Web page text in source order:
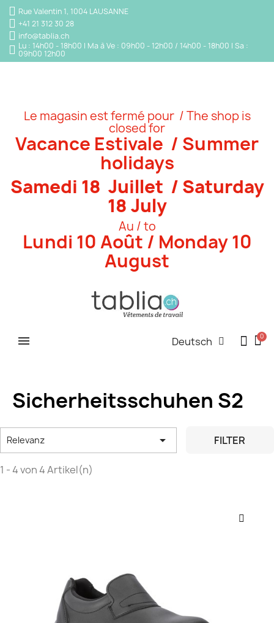
Rue Valentin 1, 1004 LAUSANNE
+41 21 312 30 28
info@tablia.ch
Lu : 14h00 - 18h00 | Ma à Ve : 09h00 - 12h00 / 14h00 - 18h00 | Sa :
09h00 12h00
Le magasin est fermé pour / The shop is
closed for
Vacance Estivale / Summer
holidays
Samedi 18 Juillet / Saturday
18 July
Au / to
Lundi 10 Août / Monday 10
August
Deutsch
Sicherheitsschuhen S2
Relevanz  FILTER
1 - 4 von 4 Artikel(n)